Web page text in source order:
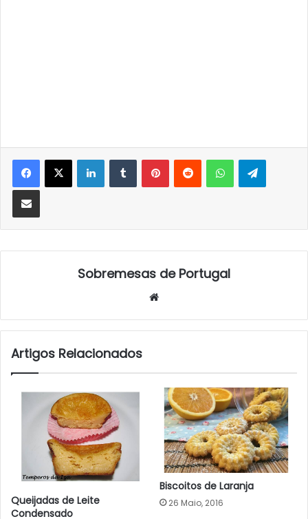
LinkedInTumblrPinterestReddit WhatsApp
Partilhar Via Email
Sobremesas de Portugal
Artigos Relacionados
Queijadas de Leite
Condensado
Biscoitos de Laranja
26 Maio, 2016